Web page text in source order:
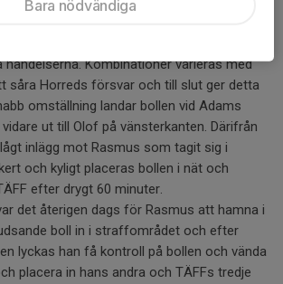
Kombinationer varieras med
såra Horreds försvar och till slut ger detta
omställning landar bollen vid Adams
ut till Olof på vänsterkanten. Därifrån
inlägg mot Rasmus som tagit sig i
och kyligt placeras bollen i nät och
efter drygt 60 minuter.
det återigen dags för Rasmus att hamna i
boll in i straffområdet och efter
lyckas han få kontroll på bollen och vända
placera in hans andra och TÄFFs tredje
Bara nödvändiga